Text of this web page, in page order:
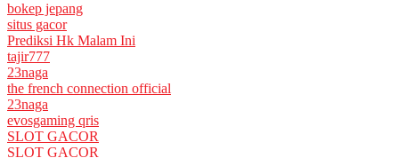
bokep jepang
situs gacor
Prediksi Hk Malam Ini
tajir777
23naga
the french connection official
23naga
evosgaming qris
SLOT GACOR
SLOT GACOR